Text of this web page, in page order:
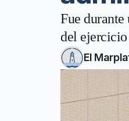
Fue durante
del ejercicio
El